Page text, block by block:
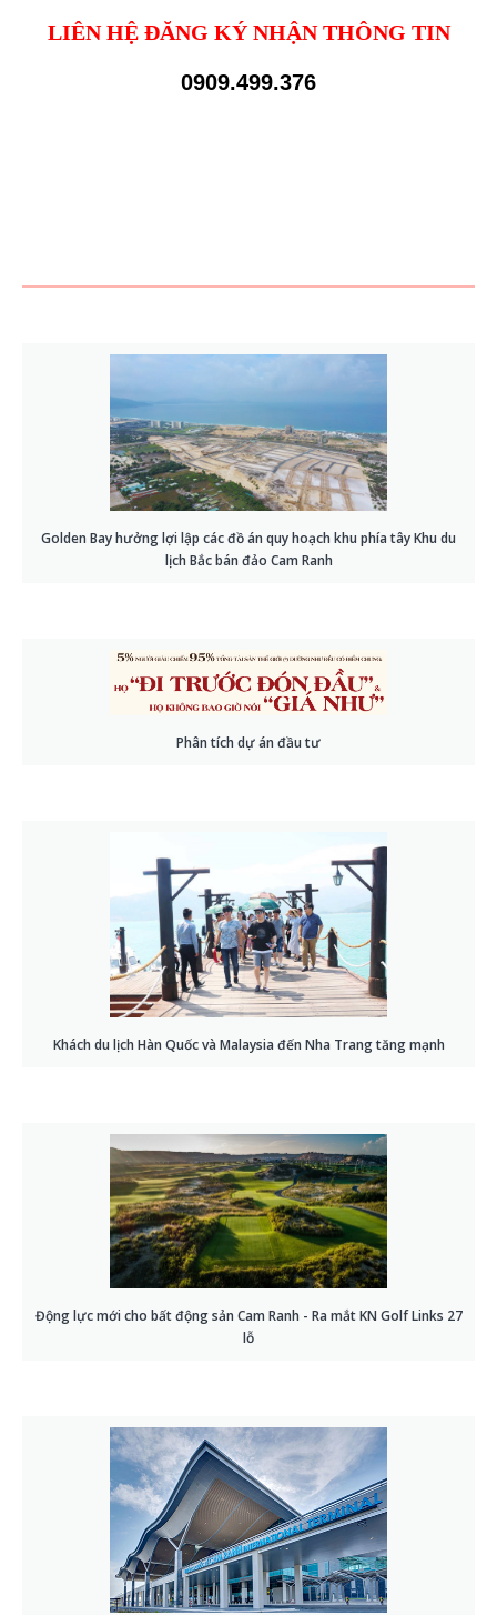
LIÊN HỆ ĐĂNG KÝ NHẬN THÔNG TIN
0909.499.376
Golden Bay hưởng lợi lập các đồ án quy hoạch khu phía tây Khu du
lịch Bắc bán đảo Cam Ranh
Phân tích dự án đầu tư
Khách du lịch Hàn Quốc và Malaysia đến Nha Trang tăng mạnh
Động lực mới cho bất động sản Cam Ranh - Ra mắt KN Golf Links 27
lỗ